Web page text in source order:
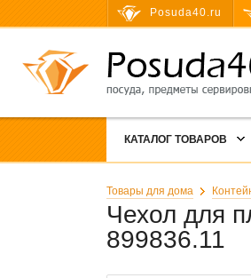
Posuda40.ru
КАТАЛОГ ТОВАРОВ
Товары для дома
Чехол для
899836.11